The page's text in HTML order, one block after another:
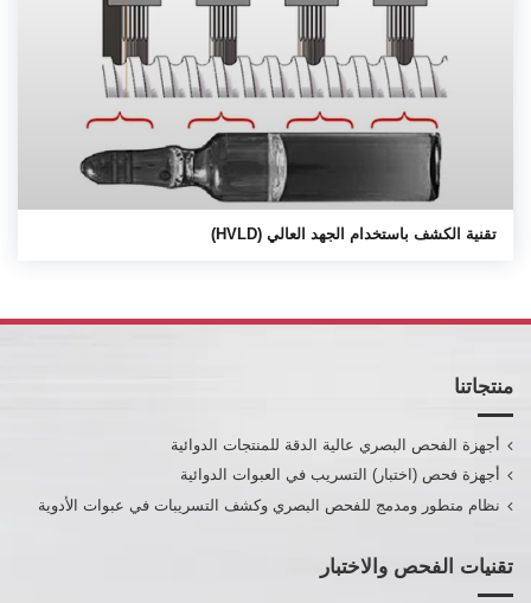
تقنية الكشف باستخدام الجهد العالي (HVLD)
منتجاتنا
أجهزة الفحص البصري عالية الدقة للمنتجات الدوائية
أجهزة فحص (اختبار) التسريب في العبوات الدوائية
نظام متطور ومدمج للفحص البصري وكشف التسريبات في عبوات الأدوية
تقنيات الفحص والاختبار